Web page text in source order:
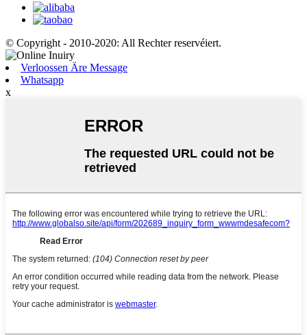
© Copyright - 2010-2020: All Rechter reservéiert.
Verloossen Äre Message
Whatsapp
x